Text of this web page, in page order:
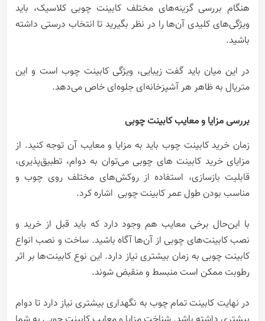
هنگام بررسی گزینه‌های مختلف کابینت چوبی کلاسیک، باید
ویژگی‌های کلیدی آن‌ها را در نظر بگیرید تا انتخاب درستی داشته
باشید.
در این میان باید گفت زیبایی، ویژگی کابینت چوب است و این
متریال به ظاهر هر آشپزخانه‌ای جلوه‌ای خاص می‌دهد.
بررسی مزایا و معایب کابینت‌‌ چوبی
زمان خرید کابینت چوب باید به مزایا و معایب آن توجه کنید. از
مزایای خرید کابینت های چوبی می‌توان به دوام، تطبیق‌پذیری،
قابلیت بازسازی، استفاده از روکش‌های مختلف روی چوب و
مناسب بودن طول عمر کابینت چوبی اشاره کرد.
با این‌حال برخی معایب هم وجود دارد که باید قبل از خرید و
نصب کابینت‌های چوبی از آن‌ها آگاه باشید. ساخت و نصب انواع
کابینت چوبی به زمان بیشتری نیاز دارد. این نوع کابینت‌ها بر اثر
رطوبت ممکن است منبسط و منقبض شوند.
در نهایت کابینت تمام چوب به نگهداری بیشتری نیاز دارد تا دوام